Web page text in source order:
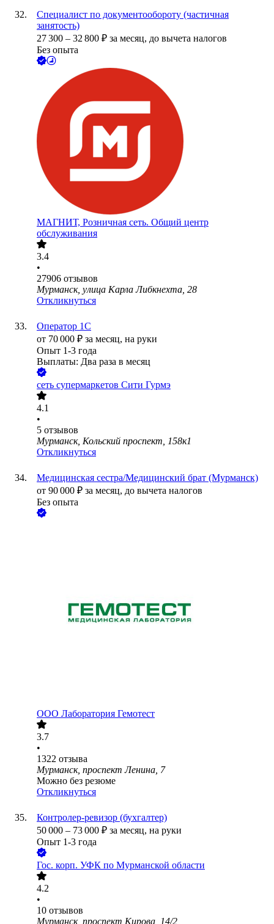
Специалист по документообороту (частичная
занятость)
27 300 – 32 800 ₽ за месяц, до вычета налогов
Без опыта
МАГНИТ, Розничная сеть. Общий центр
обслуживания
3.4
•
27906 отзывов
Мурманск, улица Карла Либкнехта, 28
Откликнуться
Оператор 1C
от 70 000 ₽ за месяц, на руки
Опыт 1-3 года
Выплаты: Два раза в месяц
сеть супермаркетов Сити Гурмэ
4.1
•
5 отзывов
Мурманск, Кольский проспект, 158к1
Откликнуться
Медицинская сестра/Медицинский брат (Мурманск)
от 90 000 ₽ за месяц, до вычета налогов
Без опыта
ООО Лаборатория Гемотест
3.7
•
1322 отзыва
Мурманск, проспект Ленина, 7
Можно без резюме
Откликнуться
Контролер-ревизор (бухгалтер)
50 000 – 73 000 ₽ за месяц, на руки
Опыт 1-3 года
Гос. корп. УФК по Мурманской области
4.2
•
10 отзывов
Мурманск, проспект Кирова, 14/2